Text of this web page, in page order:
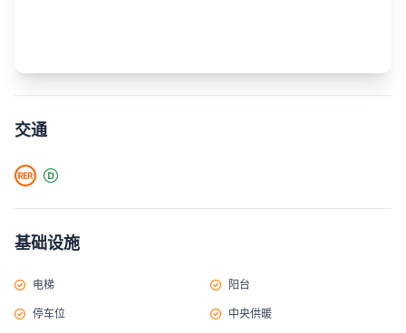
交通
基础设施
电梯 阳台
停车位 中央供暖